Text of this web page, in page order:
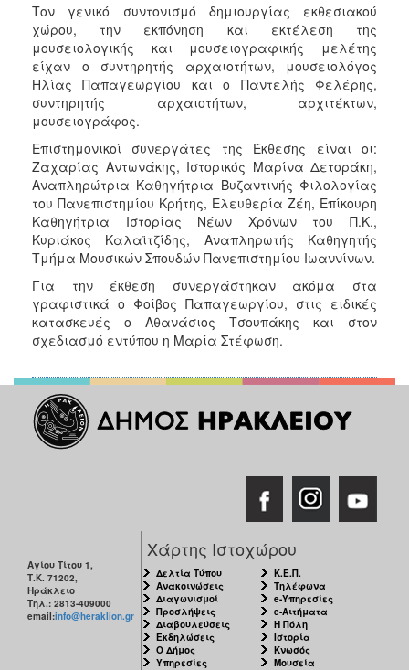
Τον γενικό συντονισμό δημιουργίας εκθεσιακού
χώρου, την εκπόνηση και εκτέλεση της
μουσειολογικής και μουσειογραφικής μελέτης
είχαν ο συντηρητής αρχαιοτήτων, μουσειολόγος
Ηλίας Παπαγεωργίου και ο Παντελής Φελέρης,
συντηρητής αρχαιοτήτων, αρχιτέκτων,
μουσειογράφος.
Επιστημονικοί συνεργάτες της Έκθεσης είναι οι:
Ζαχαρίας Αντωνάκης, Ιστορικός Μαρίνα Δετοράκη,
Αναπληρώτρια Καθηγήτρια Βυζαντινής Φιλολογίας
του Πανεπιστημίου Κρήτης, Ελευθερία Ζέη, Επίκουρη
Καθηγήτρια Ιστορίας Νέων Χρόνων του Π.Κ.,
Κυριάκος Καλαϊτζίδης, Αναπληρωτής Καθηγητής
Τμήμα Μουσικών Σπουδών Πανεπιστημίου Ιωαννίνων.
Για την έκθεση συνεργάστηκαν ακόμα στα
γραφιστικά ο Φοίβος Παπαγεωργίου, στις ειδικές
κατασκευές ο Αθανάσιος Τσουπάκης και στον
σχεδιασμό εντύπου η Μαρία Στέφωση.
Αγίου Τίτου 1,
Τ.Κ. 71202,
Ηράκλειο
Τηλ.: 2813-409000
email:info@heraklion.gr
Χάρτης Ιστοχώρου
Δελτία Τύπου
Ανακοινώσεις
Διαγωνισμοί
Προσλήψεις
Διαβουλεύσεις
Εκδηλώσεις
Ο Δήμος
Υπηρεσίες
Κ.Ε.Π.
Τηλέφωνα
e-Υπηρεσίες
e-Αιτήματα
Η Πόλη
Ιστορία
Κνωσός
Μουσεία